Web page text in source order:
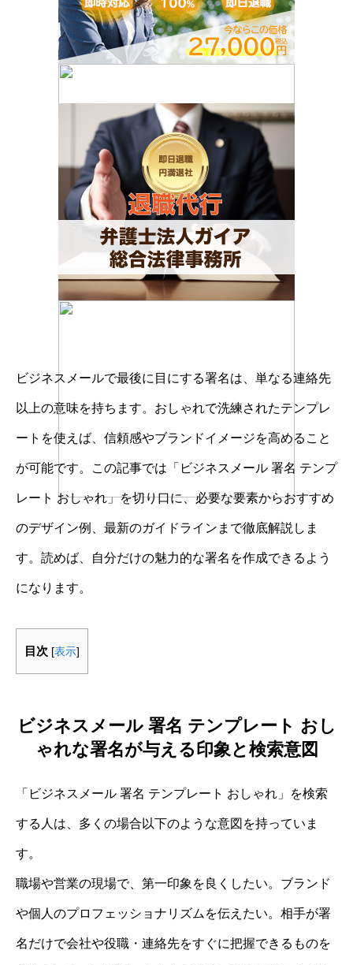
ビジネスメールで最後に目にする署名は、単なる連絡先
以上の意味を持ちます。おしゃれで洗練されたテンプレ
ートを使えば、信頼感やブランドイメージを高めること
が可能です。この記事では「ビジネスメール 署名 テンプ
レート おしゃれ」を切り口に、必要な要素からおすすめ
のデザイン例、最新のガイドラインまで徹底解説しま
す。読めば、自分だけの魅力的な署名を作成できるよう
になります。
目次 [表示]
ビジネスメール 署名 テンプレート おし
ゃれな署名が与える印象と検索意図
「ビジネスメール 署名 テンプレート おしゃれ」を検索
する人は、多くの場合以下のような意図を持っていま
す。
職場や営業の現場で、第一印象を良くしたい。ブランド
や個人のプロフェッショナリズムを伝えたい。相手が署
名だけで会社や役職・連絡先をすぐに把握できるものを